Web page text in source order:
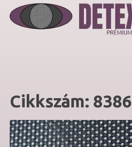
Cikkszám: 8386